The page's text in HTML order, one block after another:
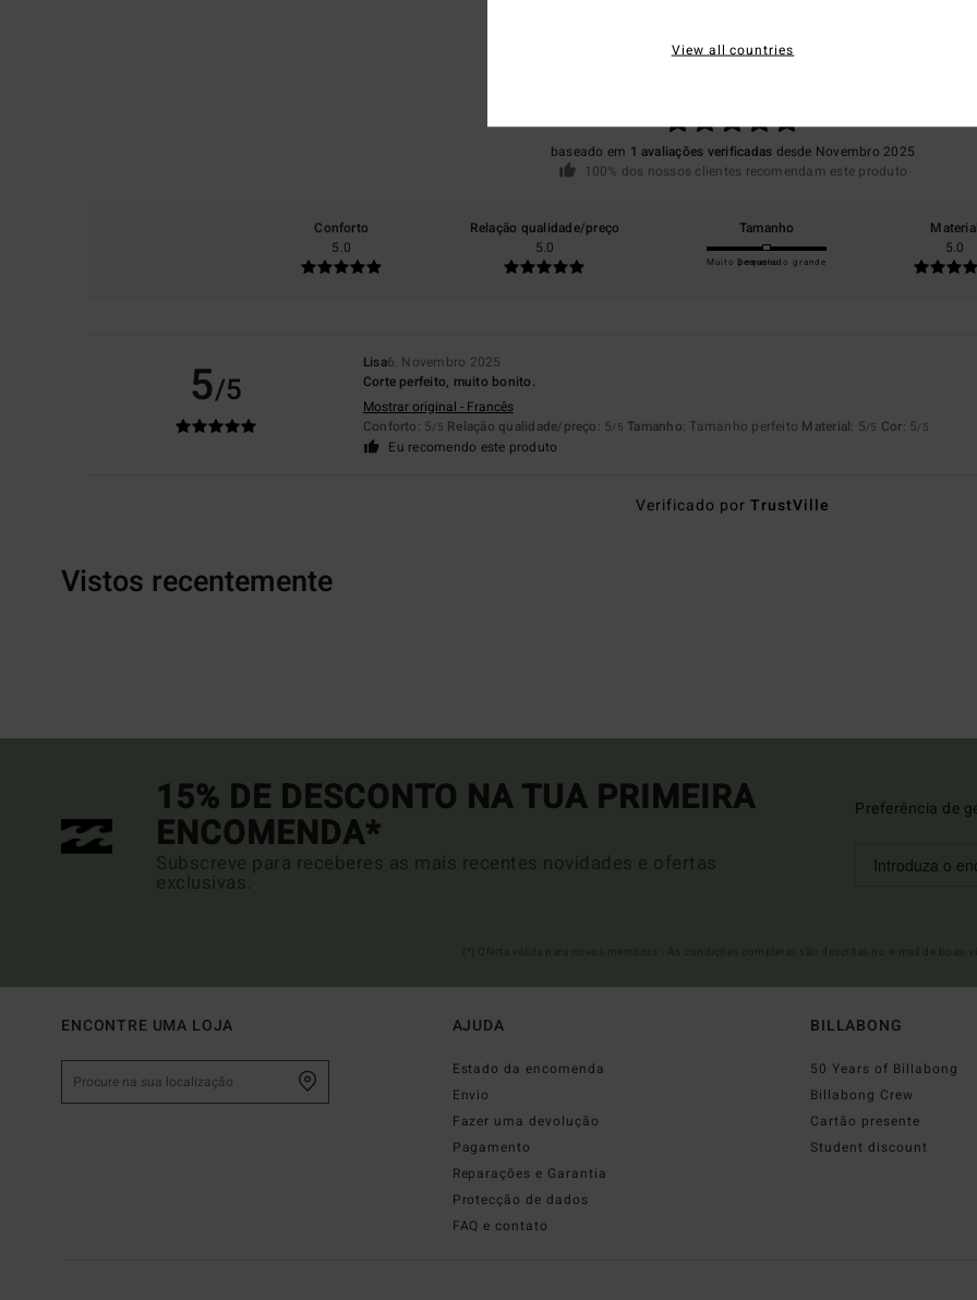
5.0
baseado em 1 avaliações verificadas desde Novembro 2025
100% dos nossos clientes recomendam este produto
Conforto
5.0
Relação qualidade/preço
5.0
Tamanho
Muito pequeno
Demasiado grande
Material
5.0
5/5
Lisa6. Novembro 2025
Corte perfeito, muito bonito.
Mostrar original - Francês
Conforto: 5/5 Relação qualidade/preço: 5/5 Tamanho: Tamanho perfeito Material: 5/5 Cor: 5/5
Eu recomendo este produto
Verificado por TrustVille
Vistos recentemente
15% DE DESCONTO NA TUA PRIMEIRA
ENCOMENDA*
Subscreve para receberes as mais recentes novidades e ofertas
exclusivas.
Preferência de
ENCONTRE UMA LOJA AJUDA
Estado da encomenda
Envio
Fazer uma devolução
Pagamento
Reparações e Garantia
Protecção de dados
FAQ e contato
BILLABONG
50 Years of Billabong
Billabong Crew
Cartão presente
Student discount
View all countries